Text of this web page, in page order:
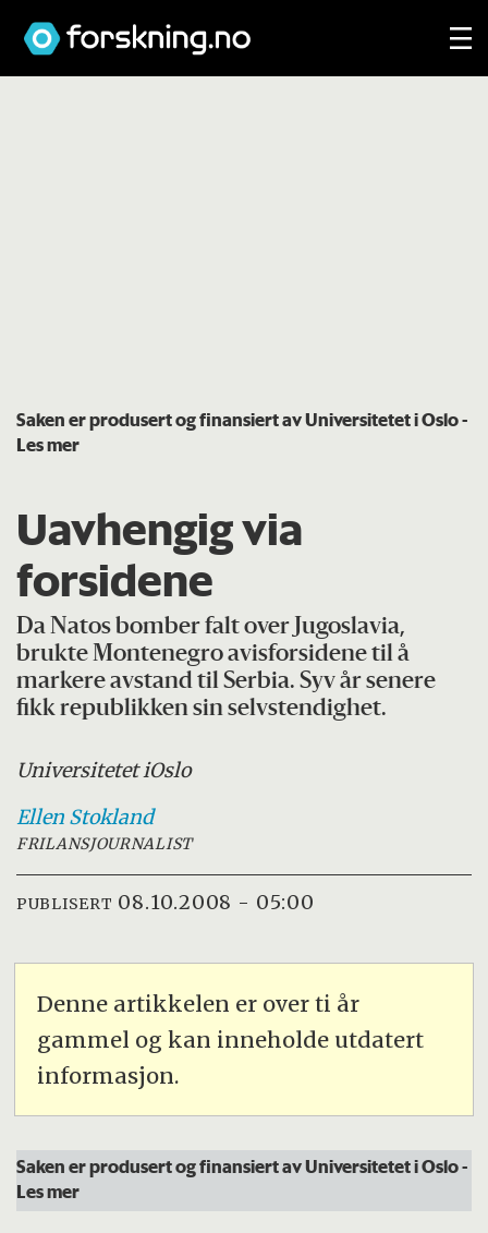
Saken er produsert og finansiert av Universitetet i Oslo-
Les mer
Uavhengig via
forsidene
Da Natos bomber falt over Jugoslavia,
brukte Montenegro avisforsidene til å
markere avstand til Serbia. Syv år senere
fikk republikken sin selvstendighet.
Universitetet iOslo
Ellen Stokland
FRILANSJOURNALIST
PUBLISERT 08.10.2008 - 05:00
Denne artikkelen er over ti år
gammel og kan inneholde utdatert
informasjon.
Saken er produsert og finansiert av Universitetet i Oslo-
Les mer